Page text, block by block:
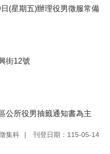
(星期五)辦理役男徵服常備
街12號
公所役男抽籤通知書為主
集科
刊登日期：115-05-14